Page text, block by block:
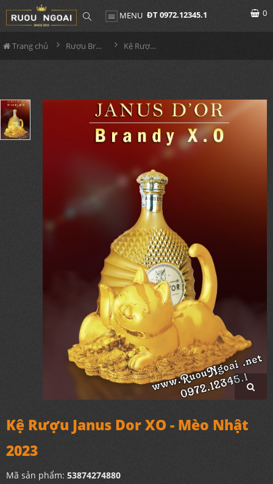
MENU ĐT 0972.12345.1 0
Trang chủ Rượu Brandy Kệ Rượu Janus Dor XO - Mèo Nhật 2023
Kệ Rượu Janus Dor XO - Mèo Nhật
2023
Mã sản phẩm: 53874274880